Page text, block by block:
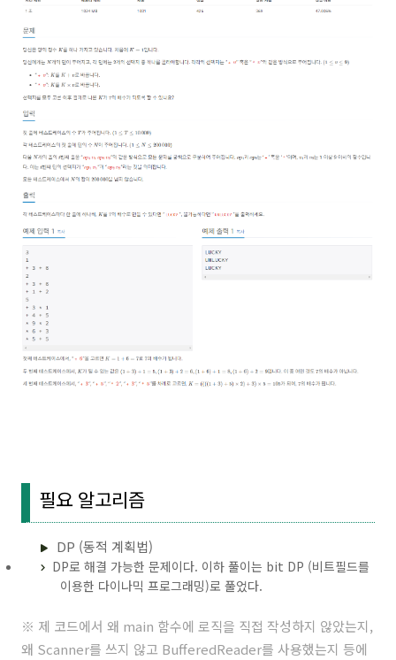
필요 알고리즘
DP (동적 계획법)
DP로 해결 가능한 문제이다. 이하 풀이는 bit DP (비트필드를
이용한 다이나믹 프로그래밍)로 풀었다.
※ 제 코드에서 왜 main 함수에 로직을 직접 작성하지 않았는지,
왜 Scanner를 쓰지 않고 BufferedReader를 사용했는지 등에